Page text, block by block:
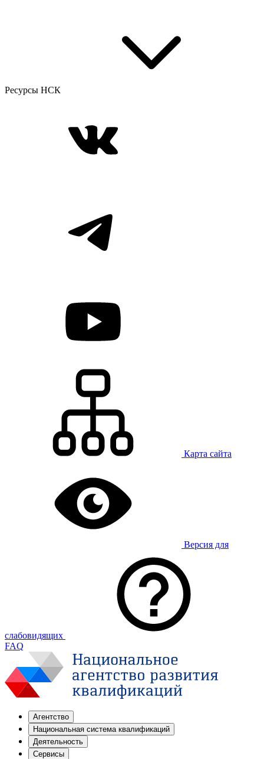
Ресурсы НСК
Карта сайта
Версия для
слабовидящих
FAQ
Агентство
Национальная система квалификаций
Деятельность
Сервисы